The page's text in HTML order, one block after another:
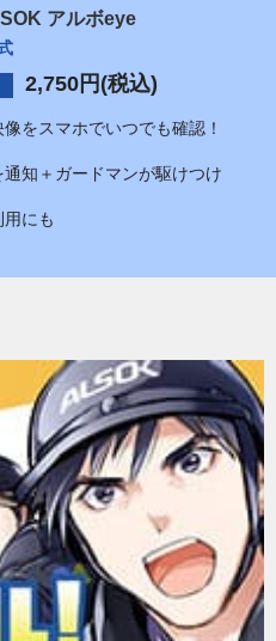
アルボeye
2,750 円(税込)
をスマホでいつでも確認！
知＋ガードマンが駆けつけ
にも